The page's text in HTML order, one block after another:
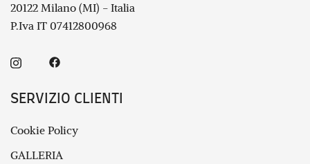
20122 Milano (MI) - Italia
P.Iva IT 07412800968
SERVIZIO CLIENTI
Cookie Policy
GALLERIA